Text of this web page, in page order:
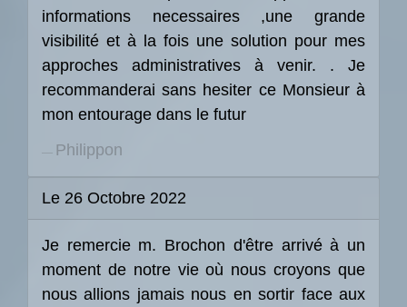
informations necessaires ,une grande
visibilité et à la fois une solution pour mes
approches administratives à venir. . Je
recommanderai sans hesiter ce Monsieur à
mon entourage dans le futur
Philippon
Le 26 Octobre 2022
Je remercie m. Brochon d'être arrivé à un
moment de notre vie où nous croyons que
nous allions jamais nous en sortir face aux